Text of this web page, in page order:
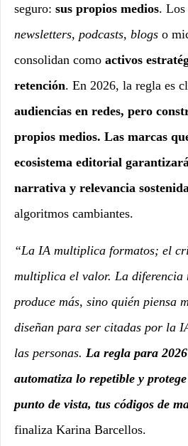
seguro: sus propios medios. Los
newsletters, podcasts, blogs o
consolidan como activos
retención. En 2026, la regla es
audiencias en redes, pero
propios medios. Las marcas
ecosistema editorial
narrativa y relevancia sostenida
algoritmos cambiantes.
“La IA multiplica formatos; el
multiplica el valor. La diferencia
produce más, sino quién piensa
diseñan para ser citadas por la
las personas. La regla para
automatiza lo repetible y
punto de vista, tus códigos de
finaliza Karina Barcellos.